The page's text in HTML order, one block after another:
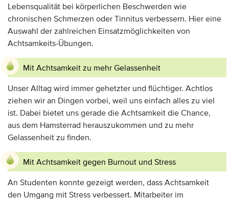
Lebensqualität bei körperlichen Beschwerden wie
chronischen Schmerzen oder Tinnitus verbessern. Hier eine
Auswahl der zahlreichen Einsatzmöglichkeiten von
Achtsamkeits-Übungen.
Mit Achtsamkeit zu mehr Gelassenheit
Unser Alltag wird immer gehetzter und flüchtiger. Achtlos
ziehen wir an Dingen vorbei, weil uns einfach alles zu viel
ist. Dabei bietet uns gerade die Achtsamkeit die Chance,
aus dem Hamsterrad herauszukommen und zu mehr
Gelassenheit zu finden.
Mit Achtsamkeit gegen Burnout und Stress
An Studenten konnte gezeigt werden, dass Achtsamkeit
den Umgang mit Stress verbessert. Mitarbeiter im